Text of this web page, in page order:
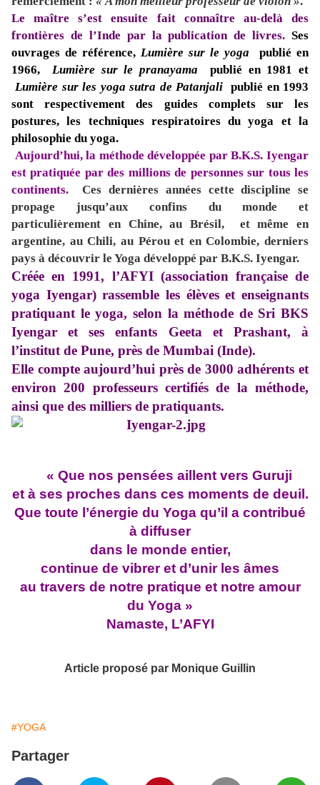
Le maître s’est ensuite fait connaître au-delà des
frontières de l’Inde par la publication de livres. Ses
ouvrages de référence, Lumière sur le yoga
publié en
1966,Lumière sur le pranayama
publié en 1981 et
Lumière sur les yoga sutra de Patanjali publié en 1993
sont respectivement des guides complets sur les
postures, les techniques respiratoires du yoga et la
philosophie du yoga.
Aujourd’hui, la méthode développée par B.K.S. Iyengar
est pratiquée par des millions de personnes sur tous les
continents.Ces dernières années cette discipline se
propage jusqu’aux confins du monde et
particulièrement en Chine, au Brésil, et même en
argentine, au Chili, au Pérou et en Colombie, derniers
pays à découvrir le Yoga développé par B.K.S. Iyengar.
Créée en 1991, l’AFYI (association française de
yoga Iyengar) rassemble les élèves et enseignants
pratiquant le yoga, selon la méthode de Sri BKS
Iyengar et ses enfants Geeta et Prashant, à
l’institut de Pune, près de Mumbai (Inde).
Elle compte aujourd’hui près de 3000 adhérents et
environ 200 professeurs certifiés de la méthode,
ainsi que des milliers de pratiquants.
« Que nos pensées aillent vers Guruji
et à ses proches dans ces moments de deuil.
Que toute l’énergie du Yoga qu’il a contribué
à diffuser
dans le monde entier,
continue de vibrer et d’unir les âmes
au travers de notre pratique et notre amour
du Yoga »
Namaste, L’AFYI
Article proposé par Monique Guillin
#YOGA
Partager